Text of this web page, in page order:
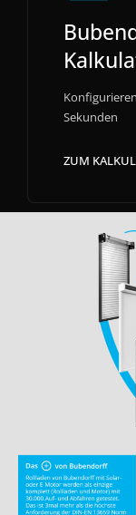
Sekunden
ZUM